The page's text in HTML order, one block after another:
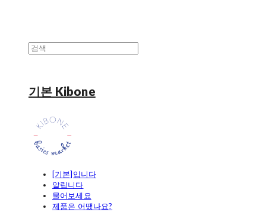
기본 Kibone
[기본]입니다
알립니다
물어보세요
제품은 어땠나요?